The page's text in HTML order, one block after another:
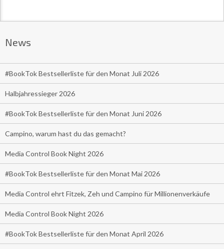
News
#BookTok Bestsellerliste für den Monat Juli 2026
Halbjahressieger 2026
#BookTok Bestsellerliste für den Monat Juni 2026
Campino, warum hast du das gemacht?
Media Control Book Night 2026
#BookTok Bestsellerliste für den Monat Mai 2026
Media Control ehrt Fitzek, Zeh und Campino für Millionenverkäufe
Media Control Book Night 2026
#BookTok Bestsellerliste für den Monat April 2026